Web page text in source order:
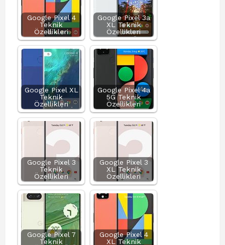
Google Pixel 4
Teknik
Özellikleri
Google Pixel 3a
XL Teknik
Özellikleri
Google Pixel XL
Teknik
Özellikleri
Google Pixel 4a
5G Teknik
Özellikleri
Google Pixel 3
Teknik
Özellikleri
Google Pixel 3
XL Teknik
Özellikleri
Google Pixel 7
Teknik
Google Pixel 4
XL Teknik